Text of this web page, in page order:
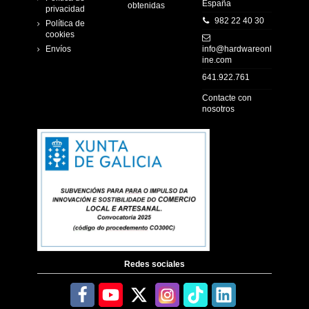
privacidad
Política de
cookies
Envíos
obtenidas
España
982 22 40 30
info@hardwareonl
ine.com
641.922.761
Contacte con
nosotros
Redes sociales